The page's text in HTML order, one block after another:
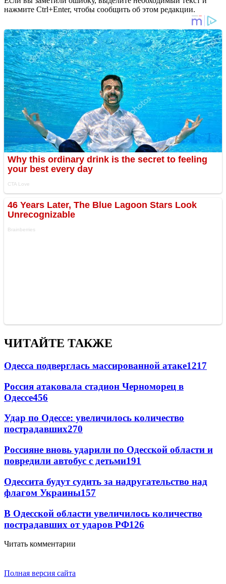
нажмите Ctrl+Enter, чтобы сообщить об этом редакции.
ЧИТАЙТЕ ТАКЖЕ
Одесса подверглась массированной атаке1217
Россия атаковала стадион Черноморец в
Одессе456
Удар по Одессе: увеличилось количество
пострадавших270
Россияне вновь ударили по Одесской области и
повредили автобус с детьми191
Одессита будут судить за надругательство над
флагом Украины157
В Одесской области увеличилось количество
пострадавших от ударов РФ126
Читать комментарии
Полная версия сайта